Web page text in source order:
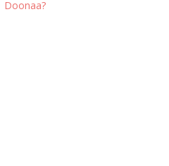
Doonaa?